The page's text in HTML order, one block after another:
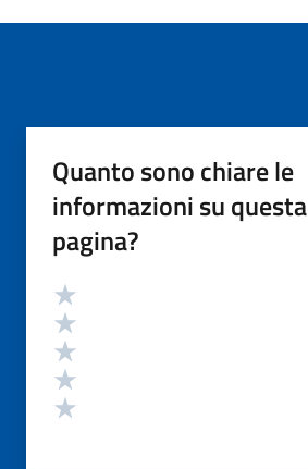
Quanto sono chiare le
informazioni su questa
pagina?
Valutazione